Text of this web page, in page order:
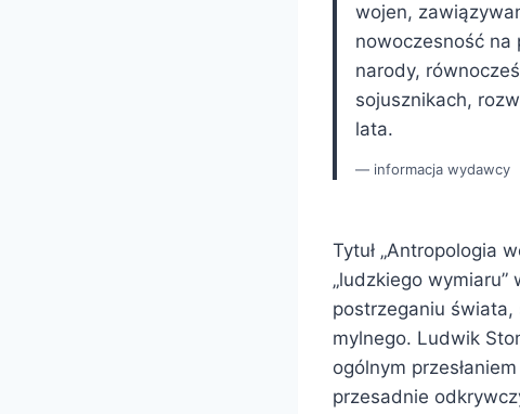
wojen,
nowoczesność na
narody,
sojusznikach,
lata.
informacja wydawcy
Tytuł „Antropologia
„ludzkiego wymiaru”
postrzeganiu świata,
mylnego. Ludwik
ogólnym
przesadnie